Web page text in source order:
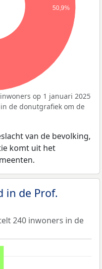
50,9%
op 1 januari 2025
de donutgrafiek om de
van de bevolking,
komt uit het
in de Prof.
240 inwoners in de